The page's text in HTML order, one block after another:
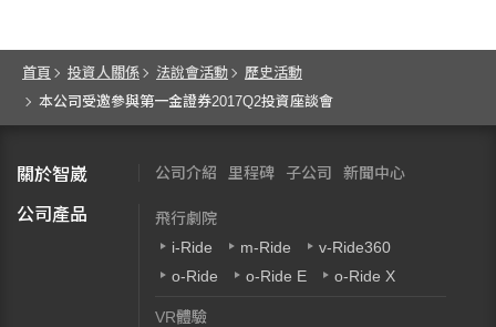
首頁 投資人關係 法說會活動
歷史活動
本公司受邀參與第一金證券2017Q2投資座談會
關於智崴 公司介紹 里程碑 子公司 新聞中心
公司產品
飛行劇院
i-Ride
m-Ride
v-Ride360
o-Ride
o-Ride E o-Ride X
VR體驗